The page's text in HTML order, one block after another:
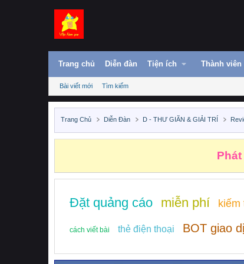
Trang chủ Diễn đàn Tiện ích Thành viên
Bài viết mới Tìm kiếm
Trang Chủ Diễn Đàn D - THƯ GIÃN & GIẢI TRÍ
Đặt quảng cáo miễn phí kiếm
cách viết bài thẻ điện thoại BOT giao